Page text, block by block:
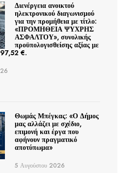
Διενέργεια ανοικτού
ηλεκτρονικού διαγωνισμού
για την προμήθεια με τίτλο:
«ΠΡΟΜΗΘΕΙΑ ΨΥΧΡΗΣ
ΑΣΦΑΛΤΟΥ», συνολικής
προϋπολογισθείσης αξίας με
€.
Θωμάς Μπέγκας: «Ο Δήμος
μας αλλάζει με σχέδιο,
επιμονή και έργα που
αφήνουν πραγματικό
αποτύπωμα»
5 Αυγούστου 2026